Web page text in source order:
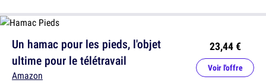
Un hamac pour les pieds, l'objet
ultime pour le télétravail
Amazon
23,44 €
Voir l'offre